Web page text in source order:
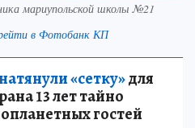
мариупольской школы №21
в Фотобанк КП
«сетку»для
13 лет тайно
гостей